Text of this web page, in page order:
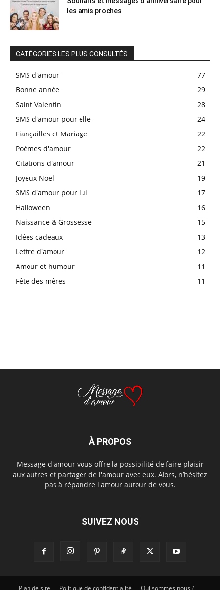
les amis proches
CATÉGORIES LES PLUS CONSULTÉS
SMS d'amour
77
Bonne année
29
Saint Valentin
28
SMS d'amour pour elle
24
Fiançailles et Mariage
22
Poèmes d'amour
22
Citations d'amour
21
Joyeux Noël
19
SMS d'amour pour lui
17
Halloween
16
Naissance & Grossesse
15
Idées cadeaux
13
Lettre d'amour
12
Amour et humour
11
Fête des mères
11
À PROPOS
Message d'amour vous offre la possibilité de faire plaisir
aux autres et partager de l'amour avec eux. Alors, n’hésitez
pas à répandre l'amour autour de vous.
SUIVEZ NOUS
Plan de site Politique de confidentialité Qui sommes nous ?